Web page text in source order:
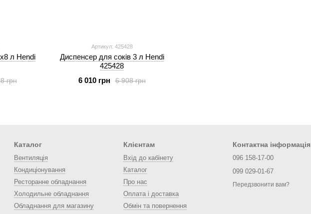
л Hendi
грн
Артикул: 425428
Диспенсер для соків 3 л Hendi
425428
6 908 грн
6 010 грн
Каталог
Вентиляція
Кондиціонування
Ресторанне обладнання
Холодильне обладнання
Обладнання для магазину
Клієнтам
Вхід до кабінету
Каталог
Про нас
Оплата і доставка
Обмін та повернення
Контактна інформація
096 158-17-00
099 029-01-67
Передзвонити вам?